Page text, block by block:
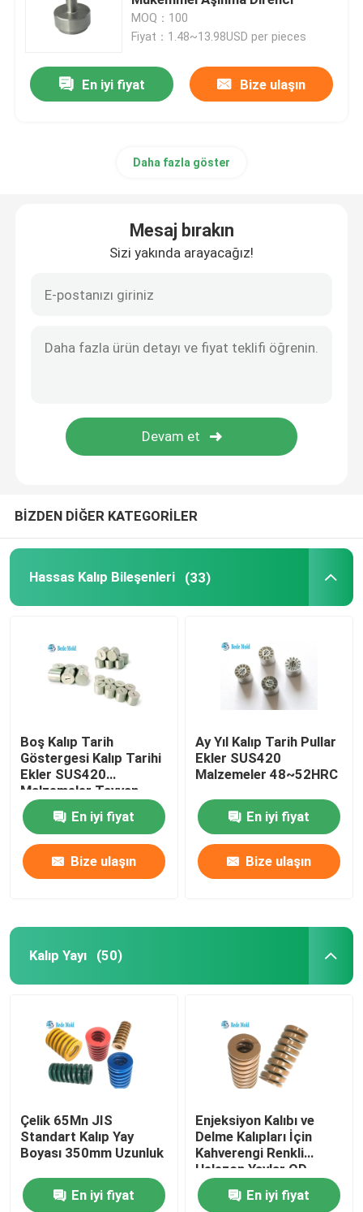
Ayrılık Kilitleri Kalıp
İtici Kol
AISG Konektörü
Freze Uçları
Paslanmaz Çelik Cıvata
enjeksiyon kalıplama
MOQ：100
Fiyat：1.48~13.98USD per pieces
En iyi fiyat Bize ulaşın
Daha fazla göster
Mesaj bırakın
Sizi yakında arayacağız!
BİZDEN DİĞER KATEGORİLER
Hassas Kalıp Bileşenleri (33)
Boş Kalıp Tarih
Göstergesi Kalıp Tarihi
Ekler SUS420
Malzemeler Tayvan
Standardı
En iyi fiyat
Bize ulaşın
Ay Yıl Kalıp Tarih Pullar
Ekler SUS420
Malzemeler 48~52HRC
En iyi fiyat
Bize ulaşın
Kalıp Yayı (50)
Çelik 65Mn JIS
Standart Kalıp Yay
Boyası 350mm Uzunluk
En iyi fiyat
Enjeksiyon Kalıbı ve
Delme Kalıpları İçin
Kahverengi Renkli
Helezon Yaylar OD
30mm Yük 360KG
En iyi fiyat